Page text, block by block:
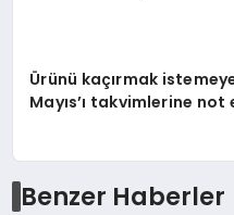
Ürünü kaçırmak
Mayıs’ı takvimlerine not
Benzer Haberler